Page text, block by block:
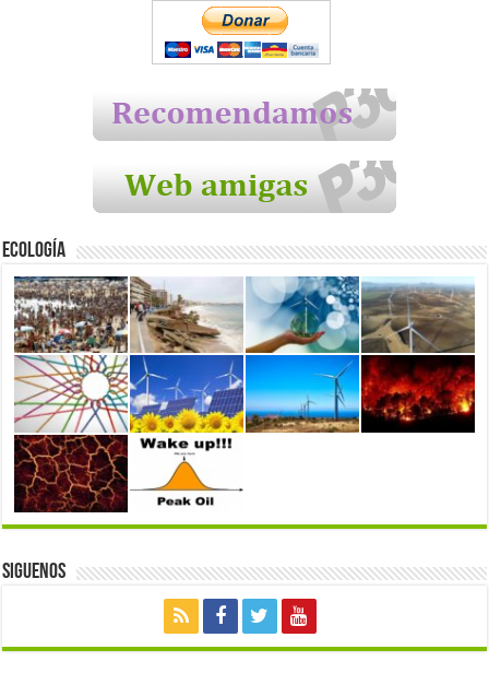
Ecología
Siguenos